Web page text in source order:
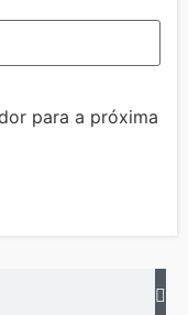
para a próxima